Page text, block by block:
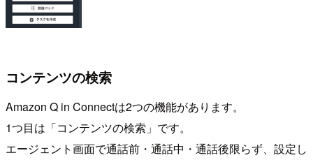
コンテンツの検索
Amazon Q in Connectは2つの機能があります。
1つ目は「コンテンツの検索」です。
エージェント画面で通話前・通話中・通話後限らず、設定し